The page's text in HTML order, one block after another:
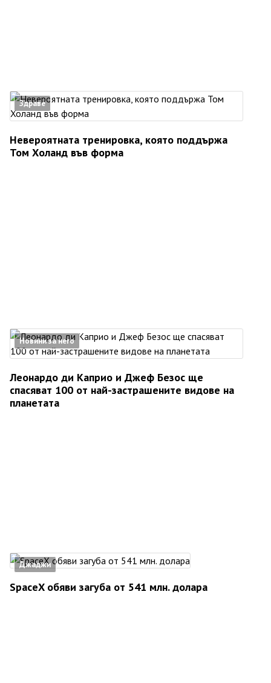
Здраве
Невероятната тренировка, която поддържа
Том Холанд във форма
Новини за него
Леонардо ди Каприо и Джеф Безос ще
спасяват 100 от най-застрашените видове на
планетата
Джаджи
SpaceX обяви загуба от 541 млн. долара